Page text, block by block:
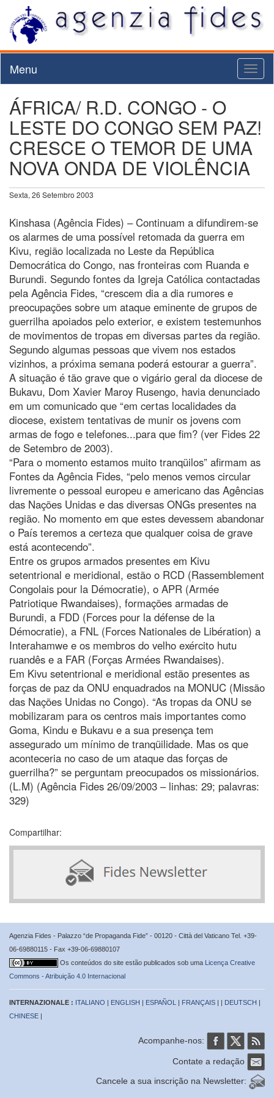
Menu
ÁFRICA/ R.D. CONGO - O
LESTE DO CONGO SEM PAZ!
CRESCE O TEMOR DE UMA
NOVA ONDA DE VIOLÊNCIA
Sexta, 26 Setembro 2003
Kinshasa (Agência Fides) – Continuam a difundirem-se
os alarmes de uma possível retomada da guerra em
Kivu, região localizada no Leste da República
Democrática do Congo, nas fronteiras com Ruanda e
Burundi. Segundo fontes da Igreja Católica contactadas
pela Agência Fides, “crescem dia a dia rumores e
preocupações sobre um ataque eminente de grupos de
guerrilha apoiados pelo exterior, e existem testemunhos
de movimentos de tropas em diversas partes da região.
Segundo algumas pessoas que vivem nos estados
vizinhos, a próxima semana poderá estourar a guerra”.
A situação é tão grave que o vigário geral da diocese de
Bukavu, Dom Xavier Maroy Rusengo, havia denunciado
em um comunicado que “em certas localidades da
diocese, existem tentativas de munir os jovens com
armas de fogo e telefones...para que fim? (ver Fides 22
de Setembro de 2003).
“Para o momento estamos muito tranqüilos” afirmam as
Fontes da Agência Fides, “pelo menos vemos circular
livremente o pessoal europeu e americano das Agências
das Nações Unidas e das diversas ONGs presentes na
região. No momento em que estes devessem abandonar
o País teremos a certeza que qualquer coisa de grave
está acontecendo”.
Entre os grupos armados presentes em Kivu
setentrional e meridional, estão o RCD (Rassemblement
Congolais pour la Démocratie), o APR (Armée
Patriotique Rwandaises), formações armadas de
Burundi, a FDD (Forces pour la défense de la
Démocratie), a FNL (Forces Nationales de Libération) a
Interahamwe e os membros do velho exército hutu
ruandês e a FAR (Forças Armées Rwandaises).
Em Kivu setentrional e meridional estão presentes as
forças de paz da ONU enquadrados na MONUC (Missão
das Nações Unidas no Congo). “As tropas da ONU se
mobilizaram para os centros mais importantes como
Goma, Kindu e Bukavu e a sua presença tem
assegurado um mínimo de tranqüilidade. Mas os que
aconteceria no caso de um ataque das forças de
guerrilha?” se perguntam preocupados os missionários.
(L.M) (Agência Fides 26/09/2003 – linhas: 29; palavras:
329)
Compartilhar:
Agenzia Fides - Palazzo “de Propaganda Fide” - 00120 - Città del Vaticano Tel. +39-
06-69880115 - Fax +39-06-69880107
Os conteúdos do site estão publicados sob uma Licença Creative
Commons - Atribuição 4.0 Internacional
INTERNAZIONALE : ITALIANO | ENGLISH | ESPAÑOL | FRANÇAIS | | DEUTSCH |
CHINESE |
Acompanhe-nos:
Contate a redação
Cancele a sua inscrição na Newsletter: